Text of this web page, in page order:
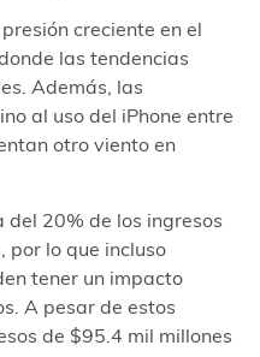
creciente en el
las tendencias
Además, las
al uso del iPhone entre
otro viento en
del 20% de los ingresos
por lo que incluso
tener un impacto
A pesar de estos
de $95.4 mil millones